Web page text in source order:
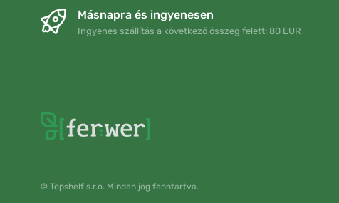
Másnapra és ingyenesen
Ingyenes szállítás a következő összeg felett: 80 EUR
© Topshelf s.r.o. Minden jog fenntartva.